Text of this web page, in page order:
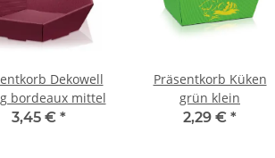
Dekowell
bordeaux mittel
3,45 € *
Präsentkorb Küken
grün klein
2,29 € *